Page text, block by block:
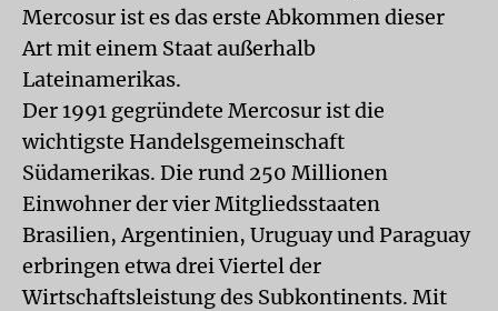
Mercosur ist es das erste Abkommen dieser
Art mit einem Staat außerhalb
Lateinamerikas.
Der 1991 gegründete Mercosur ist die
wichtigste Handelsgemeinschaft
Südamerikas. Die rund 250 Millionen
Einwohner der vier Mitgliedsstaaten
Brasilien, Argentinien, Uruguay und Paraguay
erbringen etwa drei Viertel der
Wirtschaftsleistung des Subkontinents. Mit